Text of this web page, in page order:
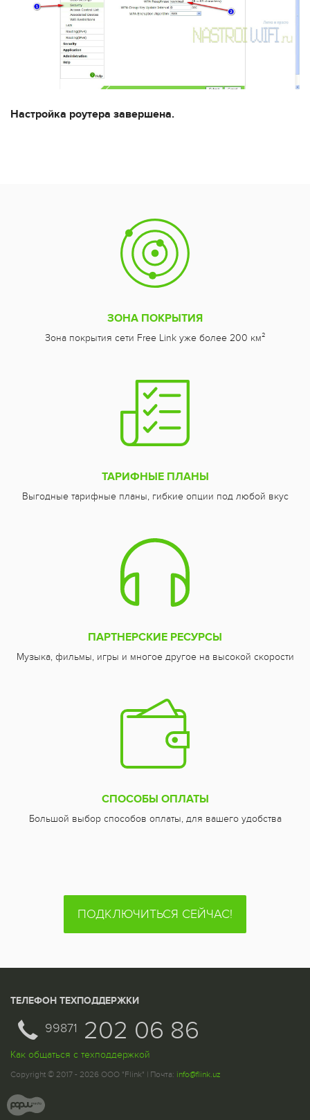
Настройка роутера завершена.
ЗОНА ПОКРЫТИЯ
Зона покрытия сети Free Link уже более 200 км²
ТАРИФНЫЕ ПЛАНЫ
Выгодные тарифные планы, гибкие опции под любой вкус
ПАРТНЕРСКИЕ РЕСУРСЫ
Музыка, фильмы, игры и многое другое на высокой скорости
СПОСОБЫ ОПЛАТЫ
Большой выбор способов оплаты, для вашего удобства
ПОДКЛЮЧИТЬСЯ СЕЙЧАС!
ТЕЛЕФОН ТЕХПОДДЕРЖКИ
99871 202 06 86
Как общаться с техподдержкой
Copyright © 2017 - 2026 ООО "Flink" | Почта: info@flink.uz